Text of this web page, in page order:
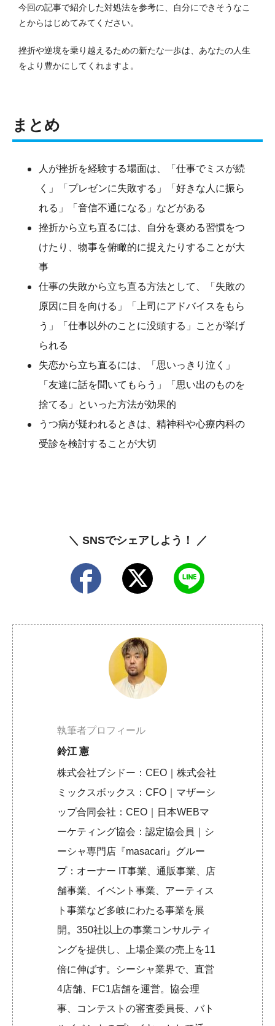
今回の記事で紹介した対処法を参考に、自分にできそうなこ
とからはじめてみてください。
挫折や逆境を乗り越えるための新たな一歩は、あなたの人生
をより豊かにしてくれますよ。
まとめ
人が挫折を経験する場面は、「仕事でミスが続
く」「プレゼンに失敗する」「好きな人に振ら
れる」「音信不通になる」などがある
挫折から立ち直るには、自分を褒める習慣をつ
けたり、物事を俯瞰的に捉えたりすることが大
事
仕事の失敗から立ち直る方法として、「失敗の
原因に目を向ける」「上司にアドバイスをもら
う」「仕事以外のことに没頭する」ことが挙げ
られる
失恋から立ち直るには、「思いっきり泣く」
「友達に話を聞いてもらう」「思い出のものを
捨てる」といった方法が効果的
うつ病が疑われるときは、精神科や心療内科の
受診を検討することが大切
＼ SNSでシェアしよう！ ／
執筆者プロフィール
鈴江 憲
株式会社ブシドー：CEO｜株式会社
ミックスボックス：CFO｜マザーシ
ップ合同会社：CEO｜日本WEBマ
ーケティング協会：認定協会員｜シ
ーシャ専門店『masacari』グルー
プ：オーナー IT事業、通販事業、店
舗事業、イベント事業、アーティス
ト事業など多岐にわたる事業を展
開。350社以上の事業コンサルティ
ングを提供し、上場企業の売上を11
倍に伸ばす。シーシャ業界で、直営
4店舗、FC1店舗を運営。協会理
事、コンテストの審査委員長、バト